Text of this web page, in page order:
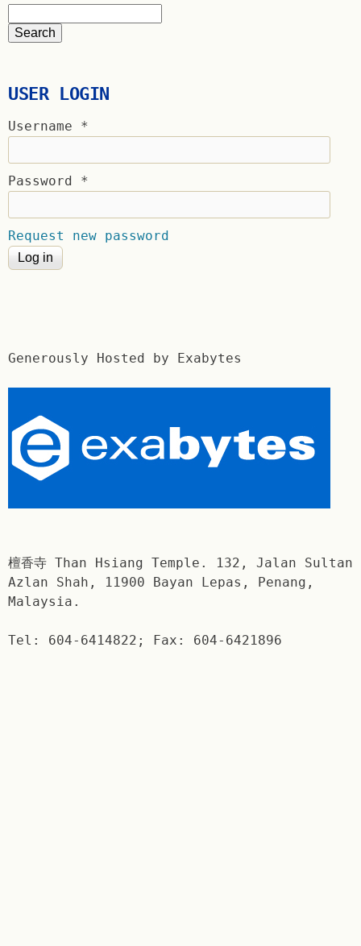
USER LOGIN
Username *
Password *
Request new password
Generously Hosted by Exabytes
檀香寺 Than Hsiang Temple. 132, Jalan Sultan
Azlan Shah, 11900 Bayan Lepas, Penang,
Malaysia.
Tel: 604-6414822; Fax: 604-6421896